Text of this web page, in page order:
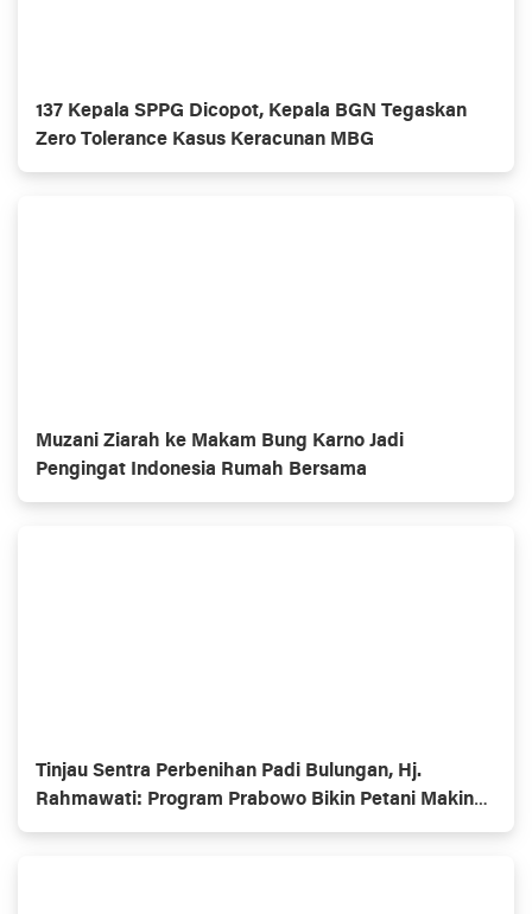
137 Kepala SPPG Dicopot, Kepala BGN Tegaskan
Zero Tolerance Kasus Keracunan MBG
Muzani Ziarah ke Makam Bung Karno Jadi
Pengingat Indonesia Rumah Bersama
Tinjau Sentra Perbenihan Padi Bulungan, Hj.
Rahmawati: Program Prabowo Bikin Petani Makin
Optimistis